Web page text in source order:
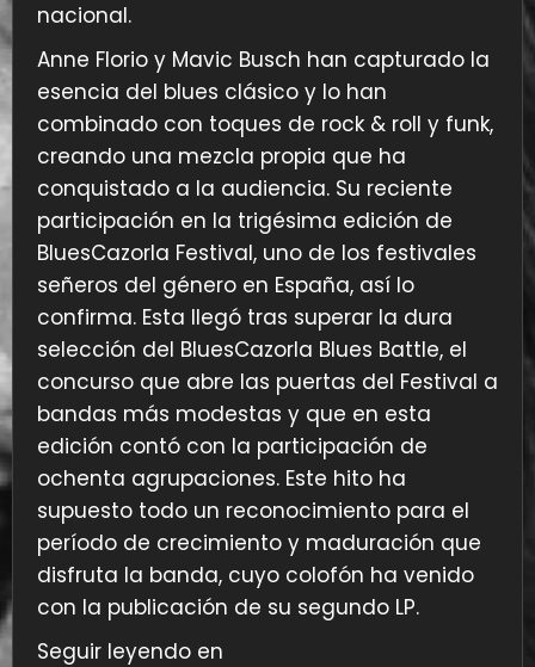
nacional.
Anne Florio y Mavic Busch han capturado la
esencia del blues clásico y lo han
combinado con toques de rock & roll y funk,
creando una mezcla propia que ha
conquistado a la audiencia. Su reciente
participación en la trigésima edición de
BluesCazorla Festival, uno de los festivales
señeros del género en España, así lo
confirma. Esta llegó tras superar la dura
selección del BluesCazorla Blues Battle, el
concurso que abre las puertas del Festival a
bandas más modestas y que en esta
edición contó con la participación de
ochenta agrupaciones. Este hito ha
supuesto todo un reconocimiento para el
período de crecimiento y maduración que
disfruta la banda, cuyo colofón ha venido
con la publicación de su segundo LP.
Seguir leyendo en